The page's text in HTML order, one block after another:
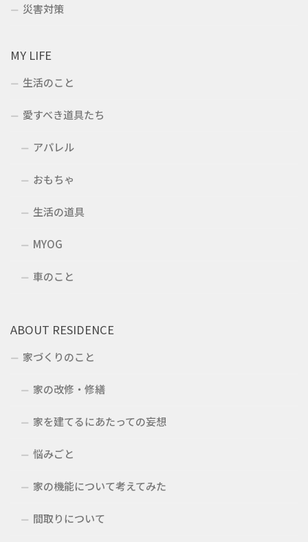
災害対策
MY LIFE
生活のこと
愛すべき道具たち
アパレル
おもちゃ
生活の道具
MYOG
車のこと
ABOUT RESIDENCE
家づくりのこと
家の改修・修繕
家を建てるにあたっての妄想
悩みごと
家の機能について考えてみた
間取りについて